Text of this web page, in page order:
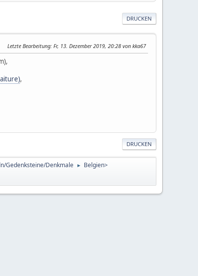
DRUCKEN
Letzte Bearbeitung: Fr, 13. Dezember 2019, 20:28 von kka67
,
DRUCKEN
Gedenksteine/Denkmale ► Belgien>